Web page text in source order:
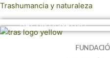
Ir
al
contenido
Trashumancia y naturaleza
HAZ UN DONATIVO